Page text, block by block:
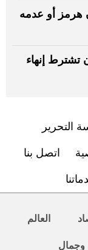
هرمز أو عدمه
تشترط إنهاء
التحرير
اتصل بنا
العالم